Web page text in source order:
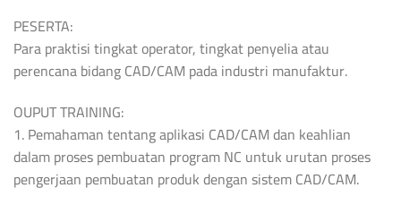
PESERTA:
Para praktisi tingkat operator, tingkat penyelia atau
perencana bidang CAD/CAM pada industri manufaktur.
OUPUT TRAINING:
1. Pemahaman tentang aplikasi CAD/CAM dan keahlian
dalam proses pembuatan program NC untuk urutan proses
pengerjaan pembuatan produk dengan sistem CAD/CAM.